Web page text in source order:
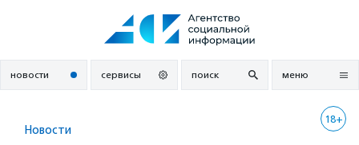
новости сервисы поиск меню
18+
Новости